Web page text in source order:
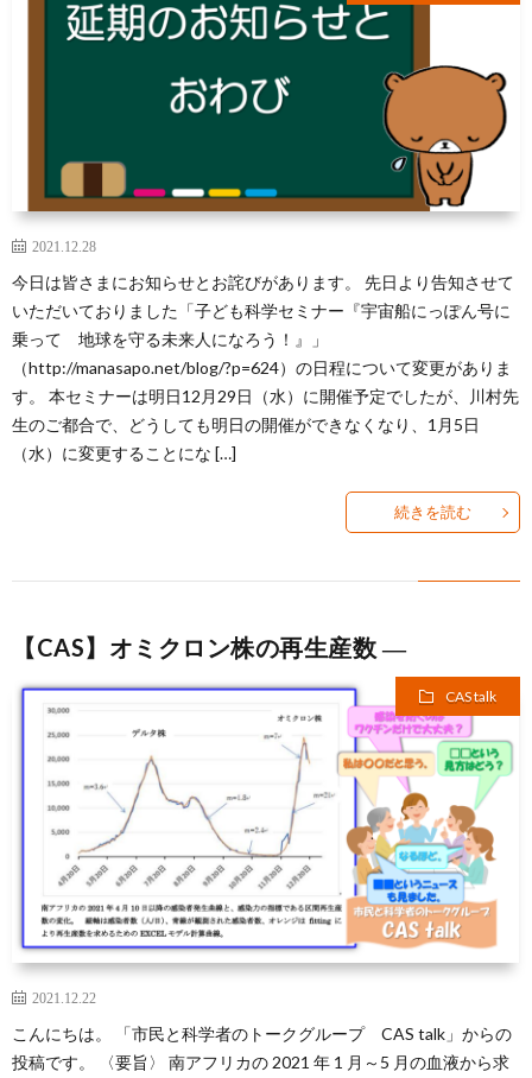
と
2021.12.28
今日は皆さまにお知らせとお詫びがあります。 先日より告知させて
いただいておりました「子ども科学セミナー『宇宙船にっぽん号に
乗って 地球を守る未来人になろう！』」
（http://manasapo.net/blog/?p=624）の日程について変更がありま
す。 本セミナーは明日12月29日（水）に開催予定でしたが、川村先
生のご都合で、どうしても明日の開催ができなくなり、1月5日
（水）に変更することにな […]
続きを読む
【CAS】オミクロン株の再生産数 ―
CAS talk
2021.12.22
こんにちは。 「市民と科学者のトークグループ CAS talk」からの
投稿です。 〈要旨〉 南アフリカの 2021 年 1 月～5 月の血液から求